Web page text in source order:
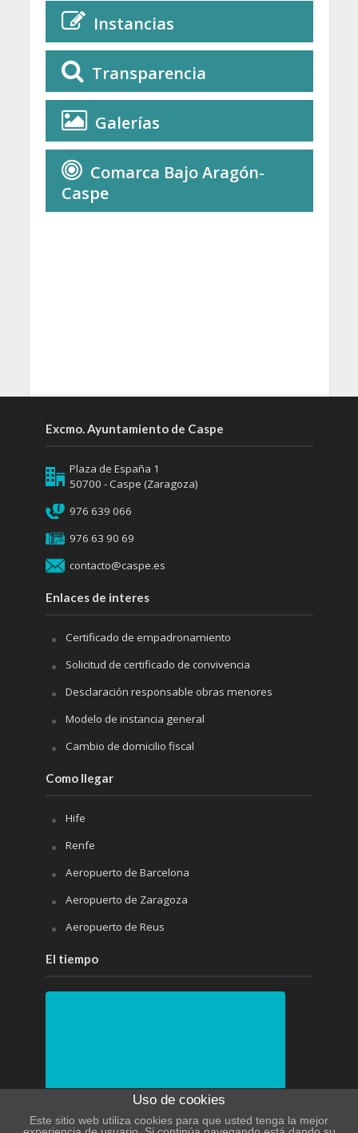
Instancias
Transparencia
Galerías
Comarca Bajo Aragón-
Caspe
Excmo. Ayuntamiento de Caspe
Plaza de España 1
50700 - Caspe (Zaragoza)
976 639 066
976 63 90 69
contacto@caspe.es
Enlaces de interes
Certificado de empadronamiento
Solicitud de certificado de convivencia
Desclaración responsable obras menores
Modelo de instancia general
Cambio de domicilio fiscal
Como llegar
Hife
Renfe
Aeropuerto de Barcelona
Aeropuerto de Zaragoza
Aeropuerto de Reus
El tiempo
Uso de cookies
Este sitio web utiliza cookies para que usted tenga la mejor